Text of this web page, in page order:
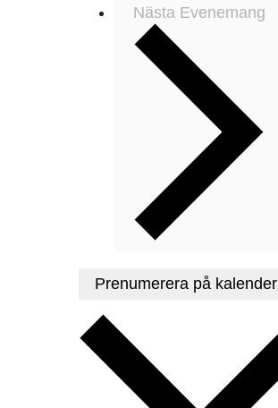
Nästa Evenemang
Prenumerera på kalender